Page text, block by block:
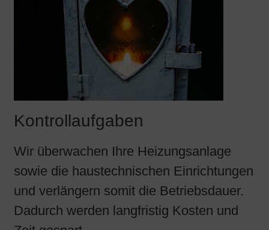
Kontrollaufgaben
Wir überwachen Ihre Heizungsanlage
sowie die haustechnischen Einrichtungen
und verlängern somit die Betriebsdauer.
Dadurch werden langfristig Kosten und